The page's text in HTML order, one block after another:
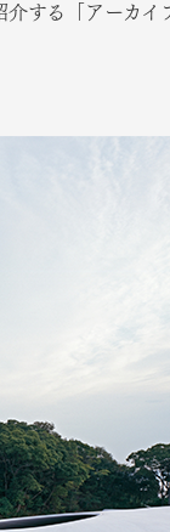
する「アーカ